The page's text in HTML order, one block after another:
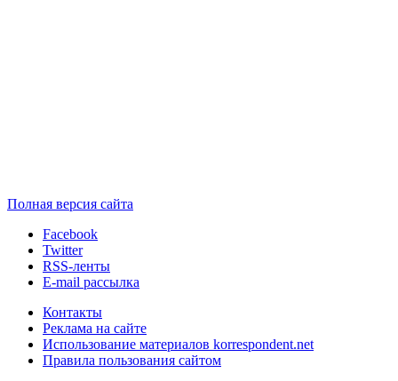
Полная версия сайта
Facebook
Twitter
RSS-ленты
E-mail рассылка
Контакты
Реклама на сайте
Использование материалов korrespondent.net
Правила пользования сайтом